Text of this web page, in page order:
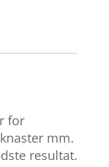
for
mm.
resultat.